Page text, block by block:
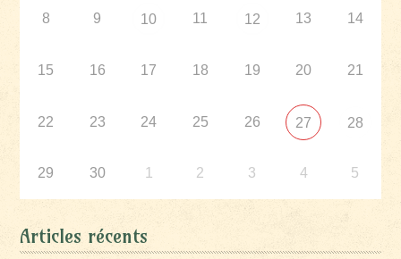
8 9 10 11 12 13 14
15 16 17 18 19 20 21
22 23 24 25 26 27 28
29 30 1 2 3 4 5
Articles récents